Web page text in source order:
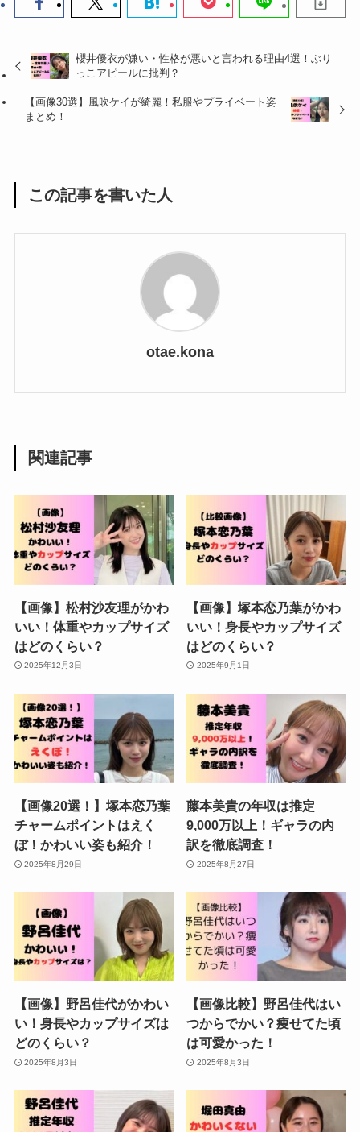
櫻井優衣が嫌い・性格が悪いと言われる理由4選！ぶり
っこアピールに批判？
【画像30選】風吹ケイが綺麗！私服やプライベート姿
まとめ！
この記事を書いた人
otae.kona
関連記事
【画像】松村沙友理がかわ
いい！体重やカップサイズ
はどのくらい？
2025年12月3日
【画像】塚本恋乃葉がかわ
いい！身長やカップサイズ
はどのくらい？
2025年9月1日
【画像20選！】塚本恋乃葉
チャームポイントはえく
ぼ！かわいい姿も紹介！
2025年8月29日
藤本美貴の年収は推定
9,000万以上！ギャラの内
訳を徹底調査！
2025年8月27日
【画像】野呂佳代がかわい
い！身長やカップサイズは
どのくらい？
2025年8月3日
【画像比較】野呂佳代はい
つからでかい？痩せてた頃
は可愛かった！
2025年8月3日